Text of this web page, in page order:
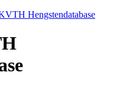
Hengstendatabase